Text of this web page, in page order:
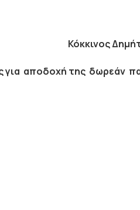
Κόκκινος
αποδοχή της δωρεάν